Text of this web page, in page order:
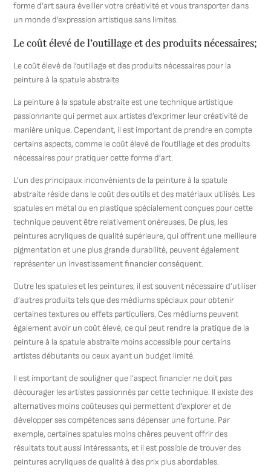
forme d’art saura éveiller votre créativité et vous transporter dans
un monde d’expression artistique sans limites.
Le coût élevé de l’outillage et des produits nécessaires;
Le coût élevé de l’outillage et des produits nécessaires pour la
peinture à la spatule abstraite
La peinture à la spatule abstraite est une technique artistique
passionnante qui permet aux artistes d’exprimer leur créativité de
manière unique. Cependant, il est important de prendre en compte
certains aspects, comme le coût élevé de l’outillage et des produits
nécessaires pour pratiquer cette forme d’art.
L’un des principaux inconvénients de la peinture à la spatule
abstraite réside dans le coût des outils et des matériaux utilisés. Les
spatules en métal ou en plastique spécialement conçues pour cette
technique peuvent être relativement onéreuses. De plus, les
peintures acryliques de qualité supérieure, qui offrent une meilleure
pigmentation et une plus grande durabilité, peuvent également
représenter un investissement financier conséquent.
Outre les spatules et les peintures, il est souvent nécessaire d’utiliser
d’autres produits tels que des médiums spéciaux pour obtenir
certaines textures ou effets particuliers. Ces médiums peuvent
également avoir un coût élevé, ce qui peut rendre la pratique de la
peinture à la spatule abstraite moins accessible pour certains
artistes débutants ou ceux ayant un budget limité.
Il est important de souligner que l’aspect financier ne doit pas
décourager les artistes passionnés par cette technique. Il existe des
alternatives moins coûteuses qui permettent d’explorer et de
développer ses compétences sans dépenser une fortune. Par
exemple, certaines spatules moins chères peuvent offrir des
résultats tout aussi intéressants, et il est possible de trouver des
peintures acryliques de qualité à des prix plus abordables.